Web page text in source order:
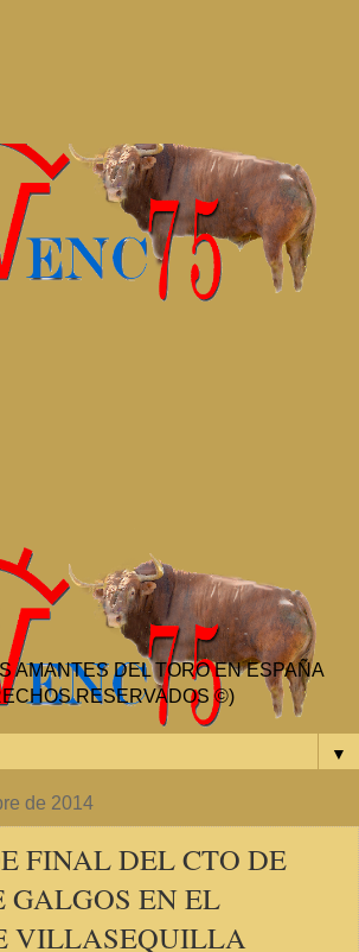
AMANTES DEL TORO EN ESPAÑA
RESERVADOS ©)
▼
de 2014
FINAL DEL CTO DE
EN EL
VILLASEQUILLA